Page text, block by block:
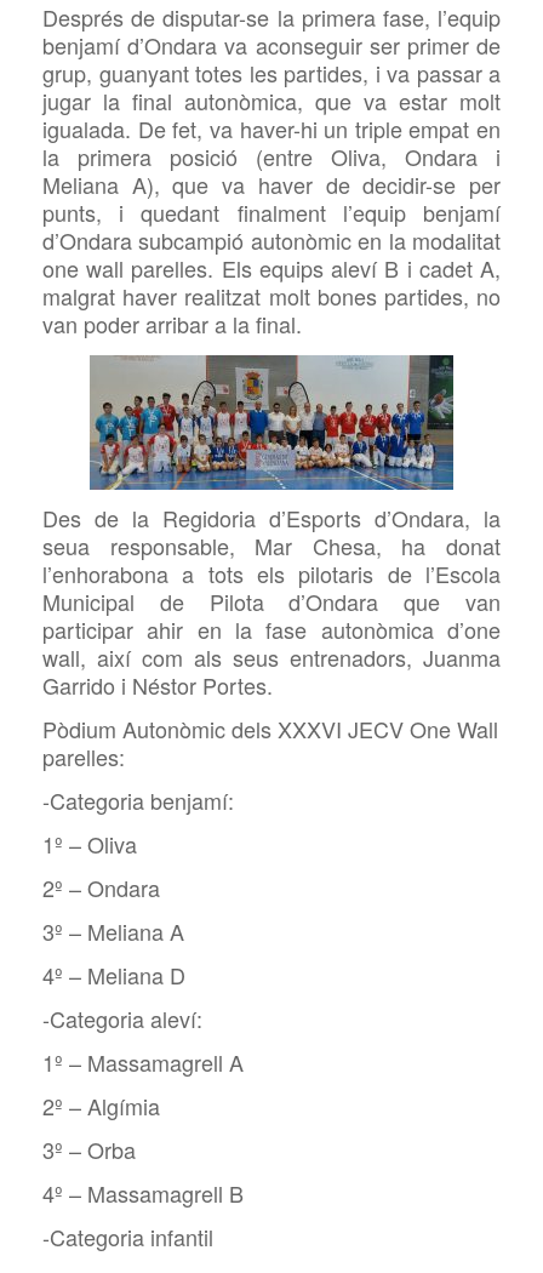
Després de disputar-se la primera fase, l’equip
benjamí d’Ondara va aconseguir ser primer de
grup, guanyant totes les partides, i va passar a
jugar la final autonòmica, que va estar molt
igualada. De fet, va haver-hi un triple empat en
la primera posició (entre Oliva, Ondara i
Meliana A), que va haver de decidir-se per
punts, i quedant finalment l’equip benjamí
d’Ondara subcampió autonòmic en la modalitat
one wall parelles. Els equips aleví B i cadet A,
malgrat haver realitzat molt bones partides, no
van poder arribar a la final.
Des de la Regidoria d’Esports d’Ondara, la
seua responsable, Mar Chesa, ha donat
l’enhorabona a tots els pilotaris de l’Escola
Municipal de Pilota d’Ondara que van
participar ahir en la fase autonòmica d’one
wall, així com als seus entrenadors, Juanma
Garrido i Néstor Portes.
Pòdium Autonòmic dels XXXVI JECV One Wall
parelles:
-Categoria benjamí:
1º – Oliva
2º – Ondara
3º – Meliana A
4º – Meliana D
-Categoria aleví:
1º – Massamagrell A
2º – Algímia
3º – Orba
4º – Massamagrell B
-Categoria infantil